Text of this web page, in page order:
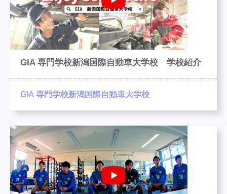
GIA 専門学校新潟国際自動車大学校 学校紹介
GIA 専門学校新潟国際自動車大学校